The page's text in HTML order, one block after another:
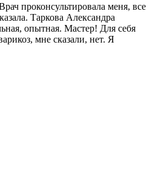
проконсультировала меня, все
Таркова Александра
опытная. Мастер! Для себя
мне сказали, нет. Я